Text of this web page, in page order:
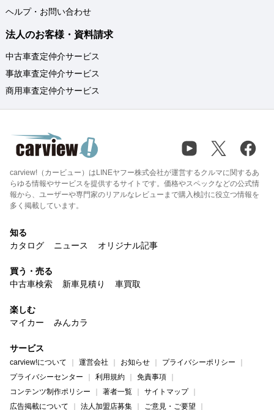
ヘルプ・お問い合わせ
法人のお客様・資料請求
中古車査定仲介サービス
事故車査定仲介サービス
商用車査定仲介サービス
carview!（カービュー）はLINEヤフー株式会社が運営するクルマに関するあ
らゆる情報やサービスを提供するサイトです。価格やスペックなどの公式情
報から、ユーザーや専門家のリアルなレビューまで購入検討に役立つ情報を
多く掲載しています。
知る
カタログ
ニュース オリジナル記事
買う・売る
中古車検索
新車見積り 車買取
楽しむ
マイカー
みんカラ
サービス
carview!について 運営会社 お知らせ
プライバシーポリシー
プライバシーセンター
利用規約
免責事項
コンテンツ制作ポリシー
著者一覧
サイトマップ
広告掲載について
法人加盟店募集 ご意見・ご要望